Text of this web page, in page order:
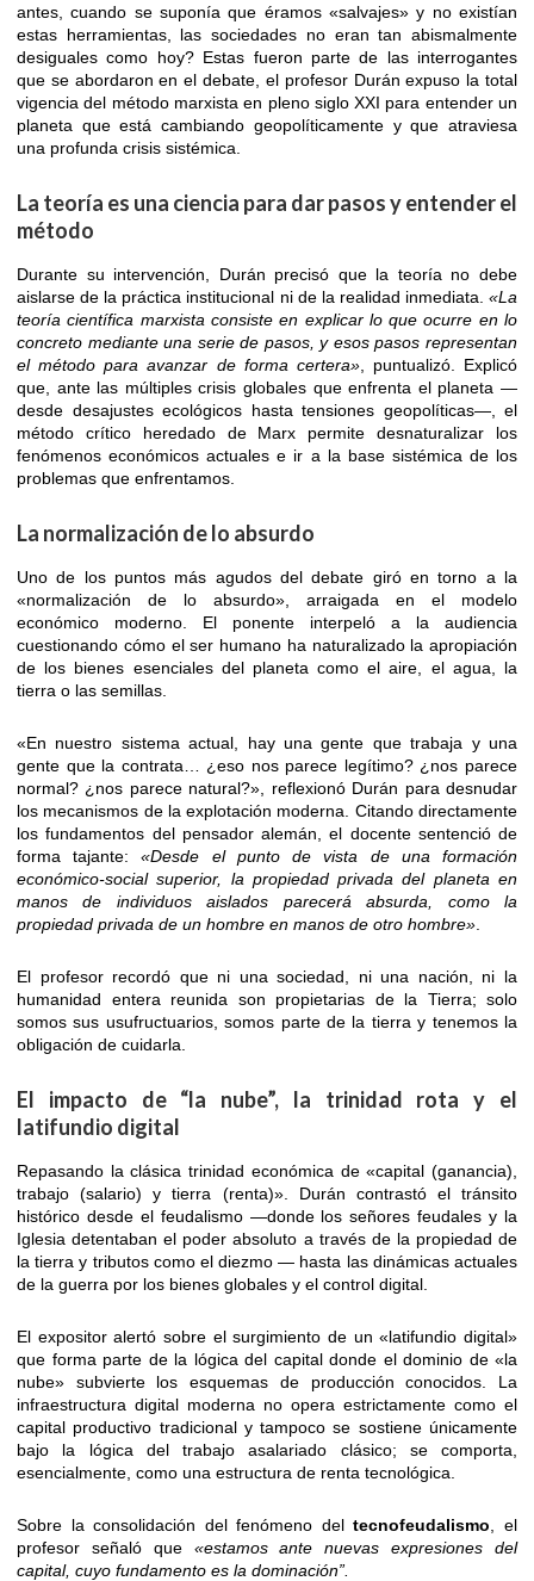
antes, cuando se suponía que éramos «salvajes» y no existían
estas herramientas, las sociedades no eran tan abismalmente
desiguales como hoy? Estas fueron parte de las interrogantes
que se abordaron en el debate, el profesor Durán expuso la total
vigencia del método marxista en pleno siglo XXI para entender un
planeta que está cambiando geopolíticamente y que atraviesa
una profunda crisis sistémica.
La teoría es una ciencia para dar pasos y entender el
método
Durante su intervención, Durán precisó que la teoría no debe
aislarse de la práctica institucional ni de la realidad inmediata. «La
teoría científica marxista consiste en explicar lo que ocurre en lo
concreto mediante una serie de pasos, y esos pasos representan
el método para avanzar de forma certera», puntualizó. Explicó
que, ante las múltiples crisis globales que enfrenta el planeta —
desde desajustes ecológicos hasta tensiones geopolíticas—, el
método crítico heredado de Marx permite desnaturalizar los
fenómenos económicos actuales e ir a la base sistémica de los
problemas que enfrentamos.
La normalización de lo absurdo
Uno de los puntos más agudos del debate giró en torno a la
«normalización de lo absurdo», arraigada en el modelo
económico moderno. El ponente interpeló a la audiencia
cuestionando cómo el ser humano ha naturalizado la apropiación
de los bienes esenciales del planeta como el aire, el agua, la
tierra o las semillas.
«En nuestro sistema actual, hay una gente que trabaja y una
gente que la contrata… ¿eso nos parece legítimo? ¿nos parece
normal? ¿nos parece natural?», reflexionó Durán para desnudar
los mecanismos de la explotación moderna. Citando directamente
los fundamentos del pensador alemán, el docente sentenció de
forma tajante:«Desde el punto de vista de una formación
económico-social superior, la propiedad privada del planeta en
manos de individuos aislados parecerá absurda, como la
propiedad privada de un hombre en manos de otro hombre»
El profesor recordó que ni una sociedad, ni una nación, ni la
humanidad entera reunida son propietarias de la Tierra; solo
somos sus usufructuarios, somos parte de la tierra y tenemos la
obligación de cuidarla.
El impacto de “la nube”, la trinidad rota y el
latifundio digital
Repasando la clásica trinidad económica de «capital (ganancia),
trabajo (salario) y tierra (renta)». Durán contrastó el tránsito
histórico desde el feudalismo —donde los señores feudales y la
Iglesia detentaban el poder absoluto a través de la propiedad de
la tierra y tributos como el diezmo — hasta las dinámicas actuales
de la guerra por los bienes globales y el control digital.
El expositor alertó sobre el surgimiento de un «latifundio digital»
que forma parte de la lógica del capital donde el dominio de «la
nube» subvierte los esquemas de producción conocidos. La
infraestructura digital moderna no opera estrictamente como el
capital productivo tradicional y tampoco se sostiene únicamente
bajo la lógica del trabajo asalariado clásico; se comporta,
esencialmente, como una estructura de renta tecnológica.
Sobre la consolidación del fenómeno deltecnofeudalismo , el
profesor señaló que «estamos ante nuevas expresiones del
capital, cuyo fundamento es la dominación”.